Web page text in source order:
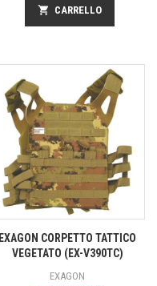
shopping_cart CARRELLO
EXAGON CORPETTO TATTICO
VEGETATO (EX-V390TC)
EXAGON